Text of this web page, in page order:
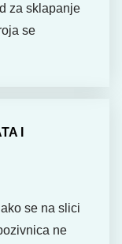
za sklapanje
se
I
se na slici
ne